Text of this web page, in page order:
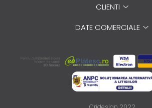
CLIENTI
DATE COMERCIALE